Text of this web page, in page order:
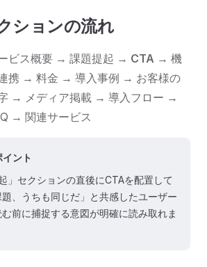
ションの流れ
ビス概要 → 課題提起 → CTA → 機
携 → 料金 → 導入事例 → お客様の
→ メディア掲載 → 導入フロー →
→ 関連サービス
ント
」セクションの直後にCTAを配置して
、うちも同じだ」と共感したユーザー
前に捕捉する意図が明確に読み取れま